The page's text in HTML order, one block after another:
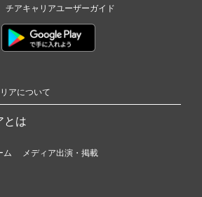
チアキャリアユーザーガイド
アについて
とは
ム
メディア出演・掲載